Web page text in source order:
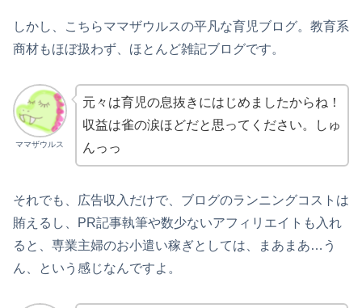
しかし、こちらママザウルスの平凡な育児ブログ。教育系
商材もほぼ扱わず、ほとんど雑記ブログです。
ママザウルス
元々は育児の息抜きにはじめましたからね！
収益は雀の涙ほどだと思ってください。しゅ
んっっ
それでも、広告収入だけで、ブログのランニングコストは
賄えるし、PR記事執筆や数少ないアフィリエイトも入れ
ると、専業主婦のお小遣い稼ぎとしては、まあまあ…う
ん、という感じなんですよ。